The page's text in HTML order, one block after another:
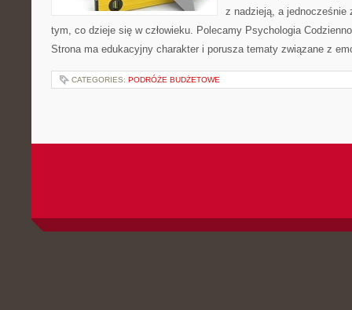
z nadzieją, a jednocześnie
tym, co dzieje się w człowieku. Polecamy Psychologia
Strona ma edukacyjny charakter i porusza tematy związane z
CATEGORIES: PODRÓŻE BUDŻETOWE